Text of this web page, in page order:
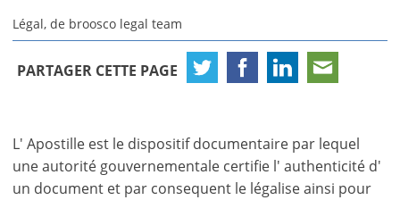
Légal, de broosco legal team
PARTAGER CETTE PAGE
L' Apostille est le dispositif documentaire par lequel
une autorité gouvernementale certifie l' authenticité d'
un document et par consequent le légalise ainsi pour